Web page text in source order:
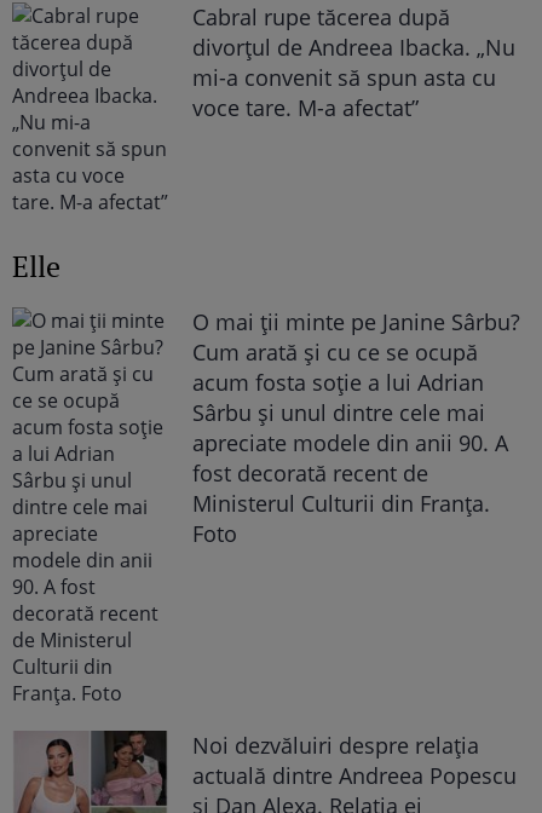
Cabral rupe tăcerea după
divorțul de Andreea Ibacka. „Nu
mi-a convenit să spun asta cu
voce tare. M-a afectat”
Elle
O mai ții minte pe Janine Sârbu?
Cum arată și cu ce se ocupă
acum fosta soție a lui Adrian
Sârbu și unul dintre cele mai
apreciate modele din anii 90. A
fost decorată recent de
Ministerul Culturii din Franța.
Foto
Noi dezvăluiri despre relația
actuală dintre Andreea Popescu
și Dan Alexa. Relația ei